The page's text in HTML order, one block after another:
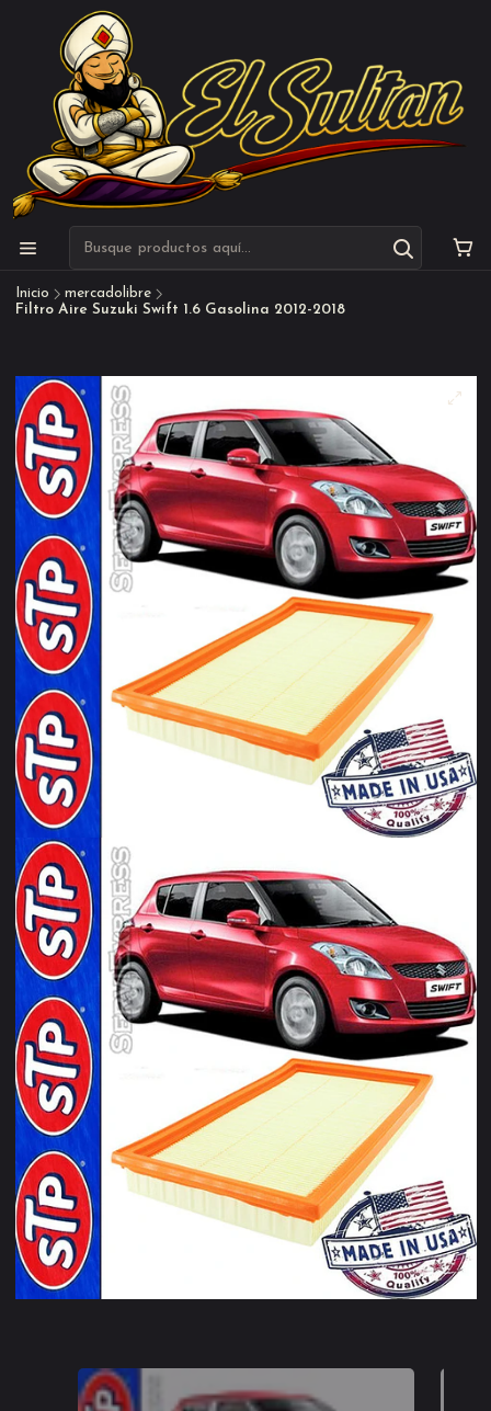
Inicio
mercadolibre
Filtro Aire Suzuki Swift 1.6 Gasolina 2012-2018